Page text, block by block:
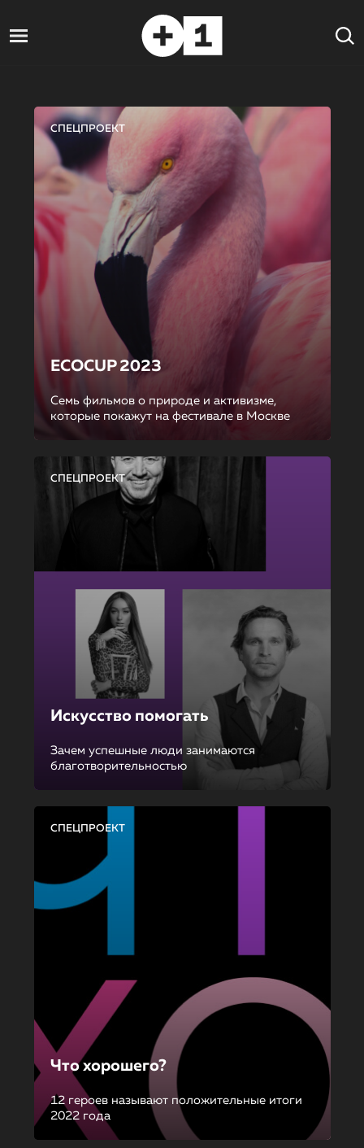
СПЕЦПРОЕКТ
ECOCUP 2023
Семь фильмов о природе и активизме,
которые покажут на фестивале в Москве
СПЕЦПРОЕКТ
Искусство помогать
Зачем успешные люди занимаются
благотворительностью
СПЕЦПРОЕКТ
Что хорошего?
12 героев называют положительные итоги
2022 года